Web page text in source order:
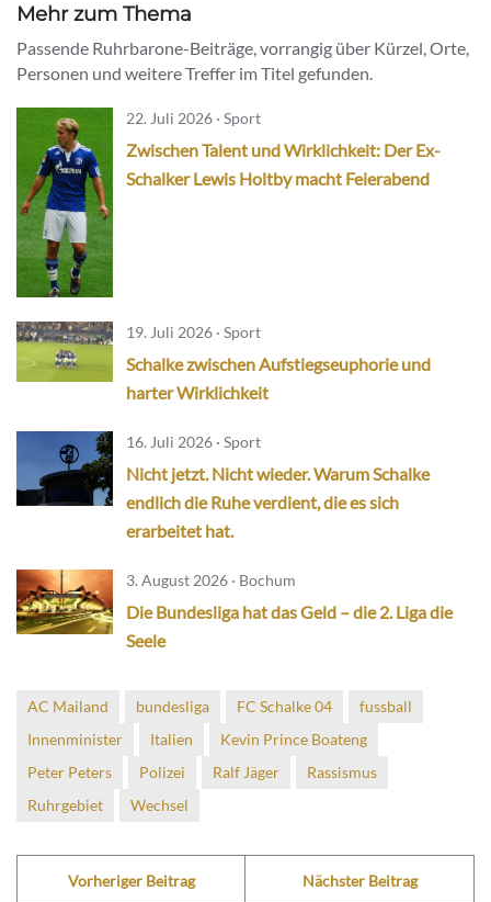
Mehr zum Thema
Passende Ruhrbarone-Beiträge, vorrangig über Kürzel, Orte,
Personen und weitere Treffer im Titel gefunden.
22. Juli 2026 · Sport
Zwischen Talent und Wirklichkeit: Der Ex-
Schalker Lewis Holtby macht Feierabend
19. Juli 2026 · Sport
Schalke zwischen Aufstiegseuphorie und
harter Wirklichkeit
16. Juli 2026 · Sport
Nicht jetzt. Nicht wieder. Warum Schalke
endlich die Ruhe verdient, die es sich
erarbeitet hat.
3. August 2026 · Bochum
Die Bundesliga hat das Geld – die 2. Liga die
Seele
AC Mailand bundesliga FC Schalke 04
fussball
Innenminister
Italien
Kevin Prince Boateng
Peter Peters
Polizei Ralf Jäger
Rassismus
Ruhrgebiet
Wechsel
Vorheriger Beitrag Nächster Beitrag